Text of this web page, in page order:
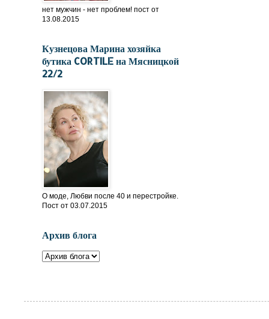
нет мужчин - нет проблем! пост от
13.08.2015
Кузнецова Марина хозяйка
бутика CORTILE на Мясницкой
22/2
О моде, Любви после 40 и перестройке.
Пост от 03.07.2015
Архив блога